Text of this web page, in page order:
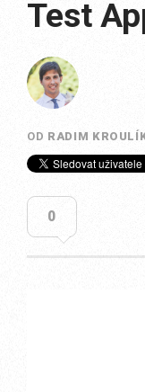
Test
OD RADIM
0